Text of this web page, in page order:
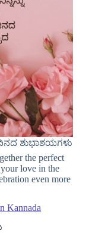
ಶುಭಾಶಯಗಳು
the perfect
love in the
even more
Kannada